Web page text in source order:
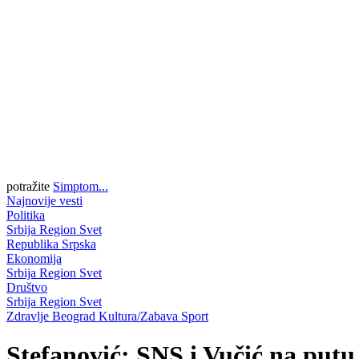
potražite Simptom...
Najnovije vesti
Politika
Srbija Region Svet
Republika Srpska
Ekonomija
Srbija Region Svet
Društvo
Srbija Region Svet
Zdravlje Beograd Kultura/Zabava Sport